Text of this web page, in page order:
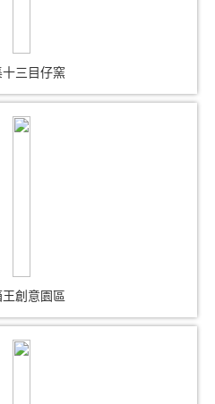
三目仔窯
創意園區